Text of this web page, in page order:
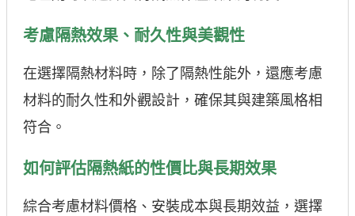
考慮隔熱效果、耐久性與美觀性
在選擇隔熱材料時，除了隔熱性能外，還應考慮
材料的耐久性和外觀設計，確保其與建築風格相
符合。
如何評估隔熱紙的性價比與長期效果
綜合考慮材料價格、安裝成本與長期效益，選擇